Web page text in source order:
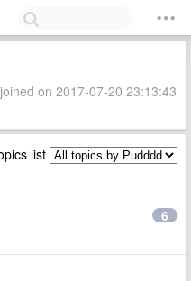
on 2017-07-20 23:13:43
list
6